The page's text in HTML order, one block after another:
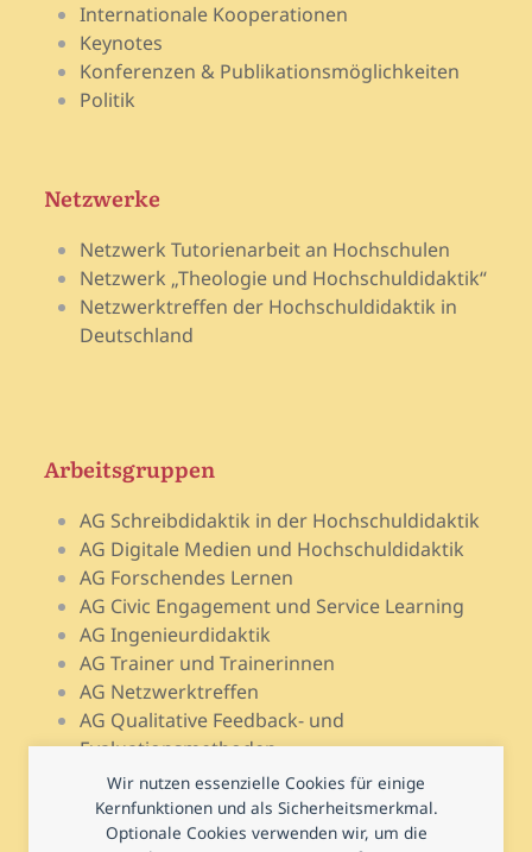
Wir nutzen essenzielle Cookies für einige
Kernfunktionen und als Sicherheitsmerkmal.
Optionale Cookies verwenden wir, um die
Internationale Kooperationen
Keynotes
Konferenzen & Publikationsmöglichkeiten
Politik
Netzwerke
Netzwerk Tutorienarbeit an Hochschulen
Netzwerk „Theologie und Hochschuldidaktik“
Netzwerktreffen der Hochschuldidaktik in
Deutschland
Arbeitsgruppen
AG Schreibdidaktik in der Hochschuldidaktik
AG Digitale Medien und Hochschuldidaktik
AG Forschendes Lernen
AG Civic Engagement und Service Learning
AG Ingenieurdidaktik
AG Trainer und Trainerinnen
AG Netzwerktreffen
AG Qualitative Feedback- und
Evaluationsmethoden
AG Open Teach Ware – Lehrportale
AG Psychologie und Lehr-Lern-Forschung
AG Prüfen und Prüfungsdidaktik